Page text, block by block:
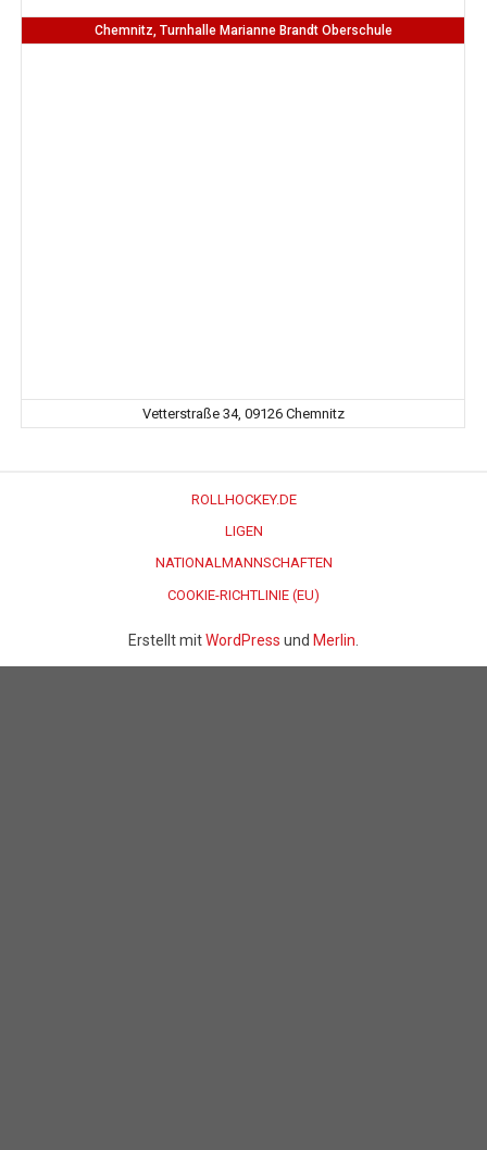
Chemnitz, Turnhalle Marianne Brandt Oberschule
Vetterstraße 34, 09126 Chemnitz
ROLLHOCKEY.DE
LIGEN
NATIONALMANNSCHAFTEN
COOKIE-RICHTLINIE (EU)
Erstellt mitWordPress und Merlin